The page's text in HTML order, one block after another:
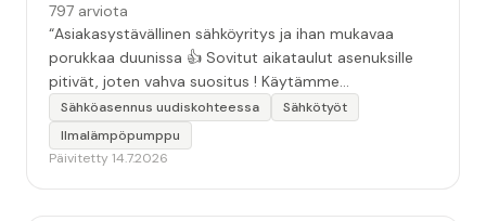
797 arviota
“Asiakasystävällinen sähköyritys ja ihan mukavaa
porukkaa duunissa 👍 Sovitut aikataulut asenuksille
pitivät, joten vahva suositus ! Käytämme
seuraavallakin kerralla!”
Sähköasennus uudiskohteessa
Sähkötyöt
Ilmalämpöpumppu
Päivitetty 14.7.2026